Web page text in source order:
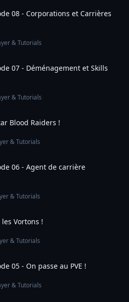
08 - Corporations et Carrières
& Tutorials
07 - Déménagement et Skills
& Tutorials
Blood Raiders !
& Tutorials
06 - Agent de carrière
& Tutorials
Vortons !
& Tutorials
05 - On passe au PVE !
& Tutorials